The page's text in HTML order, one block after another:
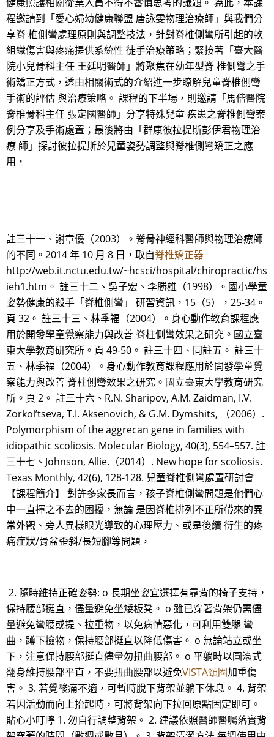
程邀請到「愛心婦幼健康聯盟 唐詠雯物理治療師」與我們分
享脊 椎側彎處理原則與調整技法，針對脊椎側彎所引起的軟
組織傷害與疼痛提供系統性 徒手治療策略；緊接著「臺大醫
院小兒骨科主任 王廷明醫師」將聚焦在幼年型脊 椎側彎之手
術矯正方式，透由相關術式的介紹進一步瞭解兒童脊椎側彎
手術的評估 與治療策略。 課程的下半場，則邀請「馬偕醫院
脊椎骨科主任 張定國醫師」分享特殊兒童 疾患之脊椎側彎案
例分享及手術處置；最後將由「群康彼拉提斯彭伊君物理治
療 師」探討彼拉提斯於兒童姿勢調整與脊椎側彎矯正之應
用，
註三十一、謝章優（2003）。脊骨神經科醫師與物理治療師
的不同。2014 年 10 月 8 日，取自脊椎矯正器
http://web.it.nctu.edu.tw/~hcsci/hospital/chiropractic/hs
ieh1.htm。 註三十二、吳子宏、李勝雄（1998）。國小學童
姿勢健康的殺手「脊椎側彎」 研習資訊，15（5），25-34。
頁 32。 註三十三、林季福（2004）。身心動作教育課程應
用於開發學童覺察能力與改善 脊柱側彎效果之研究。國立臺
東大學教育研究所。頁 49-50。 註三十四、同註五。 註三十
五、林季福（2004）。身心動作教育課程應用於開發學童覺
察能力與改善 脊柱側彎效果之研究。國立臺東大學教育研究
所。頁 2。 註三十六、R.N. Sharipov, A.M. Zaidman, I.V.
Zorkol’tseva, T.I. Aksenovich, & G.M. Dymshits, （2006）.
Polymorphism of the aggrecan gene in families with
idiopathic scoliosis. Molecular Biology, 40(3), 554–557. 註
三十七、Johnson, Allie.（2014）. New hope for scoliosis.
Texas Monthly, 42(6), 128-128. 兒童脊椎側彎處置研討會
【課程簡介】 對許多家長而言，孩子脊椎側彎問題是他們心
中一直揮之不去的困擾，無論 是因脊椎排列不正所帶來的異
常外觀、旁人異樣眼光導致的心理壓力、或是後續 衍生的疼
痛症狀/骨盆歪斜/長短腳等問題，
2. 隨時維持正確姿勢: o 長期坐姿宜選擇有靠背的椅子支持，
保持腰部挺直，儘量避免坐矮板凳。 o 雖已穿著背架仍需儘
量避免彎腰或提、拉重物，以免病情惡化，可利用雙腿 彎
曲，蹲下撿物，保持腰部挺直以降低傷害。 o 無論站立或坐
下，注意保持腰部挺直儘量勿扭曲腰部。 o 平躺時以圓滾式
翻身維持腰部平直，不要扭曲腰部以避免VISTA頸圈加重傷
害。 3. 若覺酸痛不適，可暫時脫下背架並躺下休息。 4. 背架
若因活動而向上抬起時，可將背架向下拉回原點固定即可。
貼心小叮嚀 1. 勿自行調整背架。 2. 建議依照醫師醫囑落實背